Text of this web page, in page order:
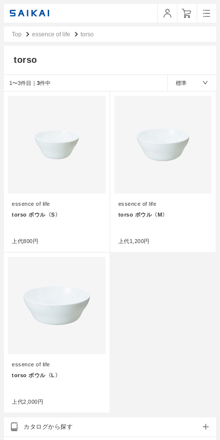
Top essence of life torso
torso
1〜3件目｜ 3件中 標準
essence of life
torso ボウル〈S〉
上代800円
essence of life
torso ボウル〈M〉
上代1,200円
essence of life
torso ボウル〈L〉
上代2,000円
カタログから探す